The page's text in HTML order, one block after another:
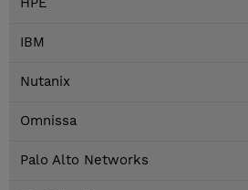
IBM
Nutanix
Omnissa
Palo Alto Networks